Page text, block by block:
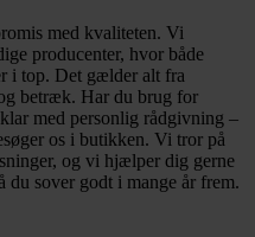
med kvaliteten. Vi
producenter, hvor både
i top. Det gælder alt fra
betræk. Har du brug for
med personlig rådgivning –
os i butikken. Vi tror på
og vi hjælper dig gerne
du sover godt i mange år frem.